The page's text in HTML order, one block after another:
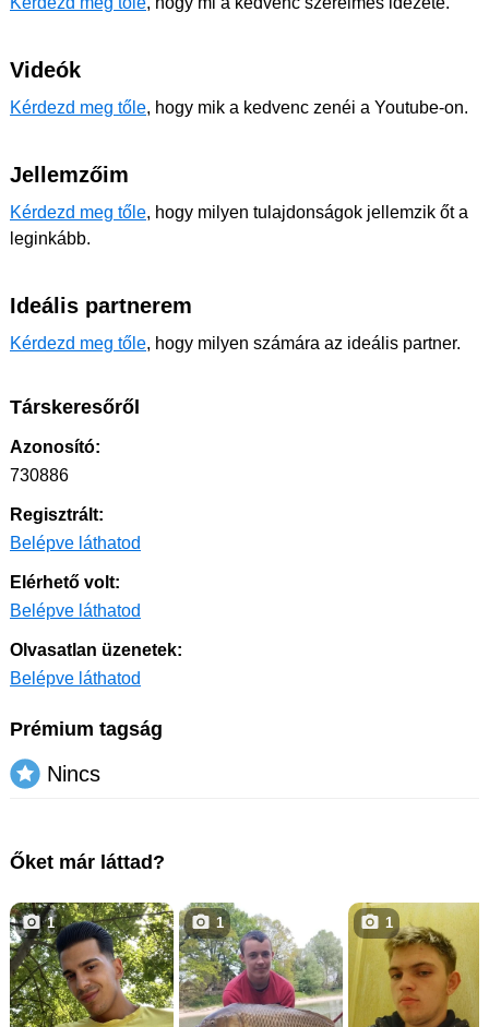
Videók
Kérdezd meg tőle, hogy mik a kedvenc zenéi a Youtube-on.
Jellemzőim
Kérdezd meg tőle, hogy milyen tulajdonságok jellemzik őt a
leginkább.
Ideális partnerem
Kérdezd meg tőle, hogy milyen számára az ideális partner.
Társkeresőről
Azonosító:
730886
Regisztrált:
Belépve láthatod
Elérhető volt:
Belépve láthatod
Olvasatlan üzenetek:
Belépve láthatod
Prémium tagság
Nincs
Őket már láttad?
1 1 1